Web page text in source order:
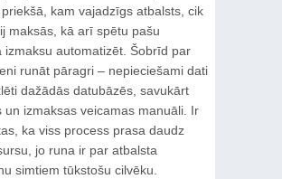
kam vajadzīgs atbalsts, cik
maksās, kā arī spētu pašu
izmaksu automatizēt. Šobrīd par
runāt pāragri – nepieciešami dati
dažādās datubāzēs, savukārt
un izmaksas veicamas manuāli. Ir
ka viss process prasa daudz
jo runa ir par atbalsta
simtiem tūkstošu cilvēku.